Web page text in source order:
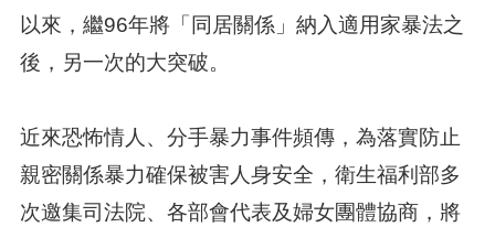
以來，繼96年將「同居關係」納入適用家暴法之
後，另一次的大突破。
近來恐怖情人、分手暴力事件頻傳，為落實防止
親密關係暴力確保被害人身安全，衛生福利部多
次邀集司法院、各部會代表及婦女團體協商，將